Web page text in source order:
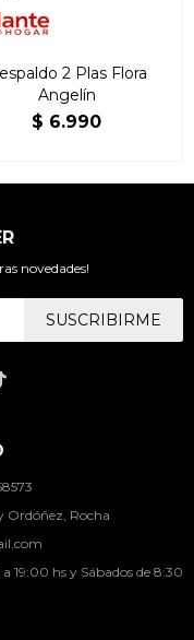
2 Plas Flora
Angelín
$ 6.990
Ordóñez, Rocha
19:00 hs y Sábados de 8:30
novedades!
SUSCRIBIRME